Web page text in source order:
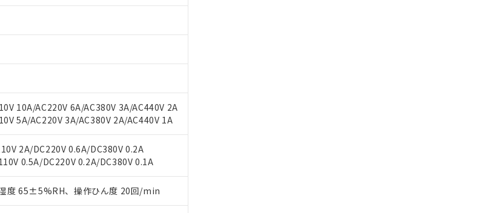
10A/AC220V 6A/AC380V 3A/AC440V 2A
5A/AC220V 3A/AC380V 2A/AC440V 1A
2A/DC220V 0.6A/DC380V 0.2A
0.5A/DC220V 0.2A/DC380V 0.1A
度 65±5%RH、操作ひん度 20回/min
質）の非含有に対応した製品が提供可能な商品です。